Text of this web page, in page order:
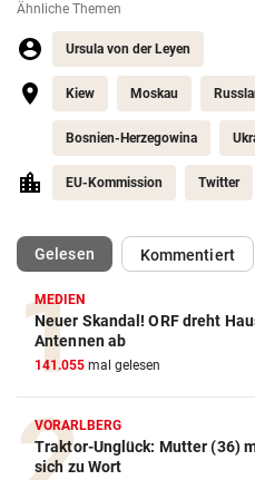
Ähnliche Themen
Ursula von der Leyen
Kiew Moskau
Bosnien-Herzegowina
EU-Kommission Twitter
Gelesen(ausgewählt)Kommentiert
MEDIEN
Neuer Skandal! ORF dreht
Antennen ab
141.055 mal gelesen
VORARLBERG
Traktor-Unglück: Mutter (36)
sich zu Wort